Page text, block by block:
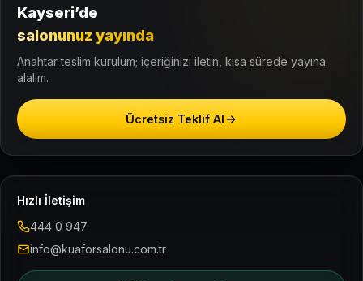
Kayseri’de
salonunuz yayında
Anahtar teslim kurulum; içeriğinizi iletin, kısa sürede yayına
alalım.
Ücretsiz Teklif Al
Hızlı İletişim
444 0 947
info@kuaforsalonu.com.tr